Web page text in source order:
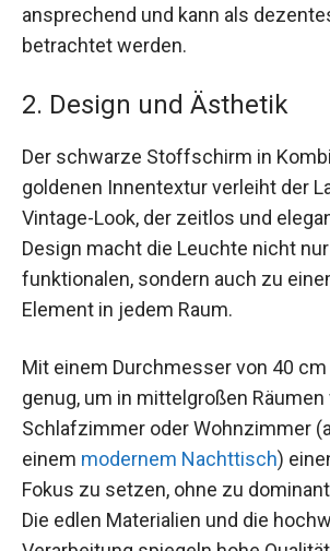
ansprechend und kann als
betrachtet werden.
2. Design und Ästhetik
Der schwarze Stoffschirm in
goldenen Innentextur verleiht der
Vintage-Look, der zeitlos und
Design macht die Leuchte nicht
funktionalen, sondern auch zu
Element in jedem Raum.
Mit einem Durchmesser von 40
genug, um in mittelgroßen
Schlafzimmer oder Wohnzimmer
einem modernem Nachttisch)
Fokus zu setzen, ohne zu
Die edlen Materialien und die